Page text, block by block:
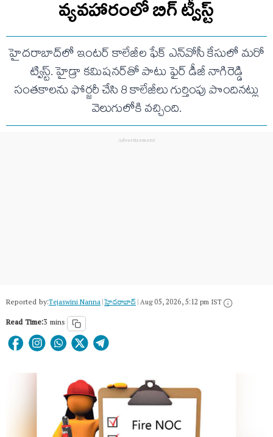
వ్యవహారంలో బిగ్ ట్వీస్ట్
హైదరాబాద్‌లో ఇంటర్ కాలేజీల ఫేక్ ఎన్‌వోసీ కేసులో మరో
ట్విస్ట్. హైడ్రా కమిషనర్‌తో పాటు ఫైర్ డీజీ నాగిరెడ్డి
సంతకాలను ఫోర్జరీ చేసి 8 కాలేజీలు గుర్తింపు పొందినట్లు
వెలుగులోకి వచ్చింది.
Reported by:Tejaswini Nanna|హైదరాబాద్​|Aug 05, 2026, 5:12 pm IST
Read Time:3 mins